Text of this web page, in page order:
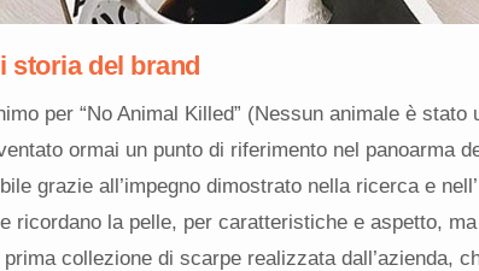
storia del brand
per “No Animal Killed” (Nessun animale è stato
ormai un punto di riferimento nel panoarma
grazie all’impegno dimostrato nella ricerca e
ricordano la pelle, per caratteristiche e aspetto,
prima collezione di scarpe realizzata dall’azienda,